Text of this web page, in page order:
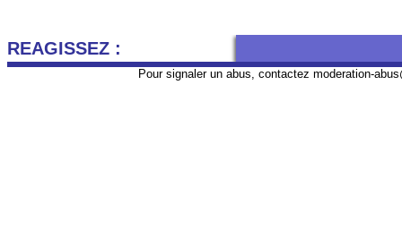
REAGISSEZ :
Pour signaler un abus, contactez moderation-